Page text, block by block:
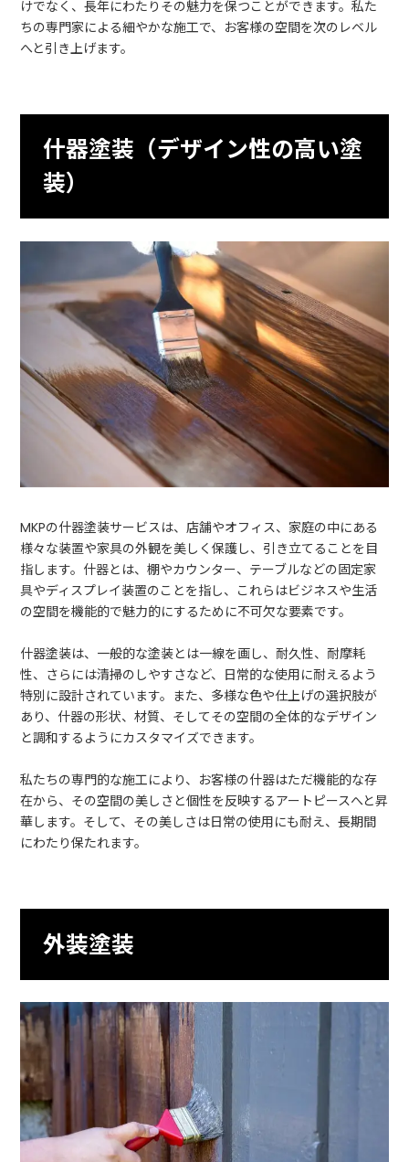
けでなく、長年にわたりその魅力を保つことができます。私た
ちの専門家による細やかな施工で、お客様の空間を次のレベル
へと引き上げます。
什器塗装（デザイン性の高い塗
装）
MKPの什器塗装サービスは、店舗やオフィス、家庭の中にある
様々な装置や家具の外観を美しく保護し、引き立てることを目
指します。什器とは、棚やカウンター、テーブルなどの固定家
具やディスプレイ装置のことを指し、これらはビジネスや生活
の空間を機能的で魅力的にするために不可欠な要素です。
什器塗装は、一般的な塗装とは一線を画し、耐久性、耐摩耗
性、さらには清掃のしやすさなど、日常的な使用に耐えるよう
特別に設計されています。また、多様な色や仕上げの選択肢が
あり、什器の形状、材質、そしてその空間の全体的なデザイン
と調和するようにカスタマイズできます。
私たちの専門的な施工により、お客様の什器はただ機能的な存
在から、その空間の美しさと個性を反映するアートピースへと昇
華します。そして、その美しさは日常の使用にも耐え、長期間
にわたり保たれます。
外装塗装